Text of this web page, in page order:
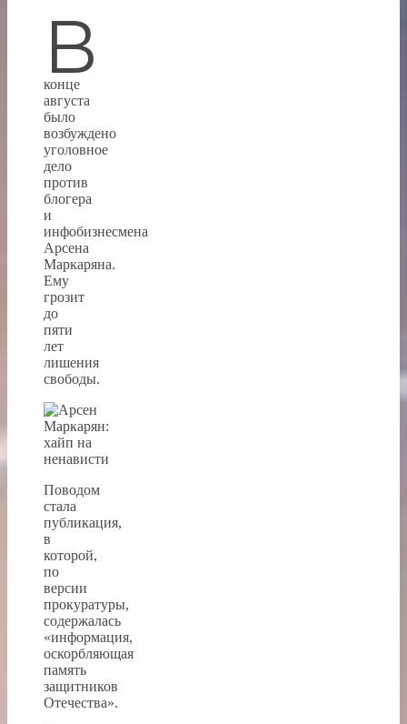
В
конце
августа
было
возбуждено
уголовное
дело
против
блогера
и
инфобизнесмена
Арсена
Маркаряна.
Ему
грозит
до
пяти
лет
лишения
свободы.
Поводом
стала
публикация,
в
которой,
по
версии
прокуратуры,
содержалась
«информация,
оскорбляющая
память
защитников
Отечества».